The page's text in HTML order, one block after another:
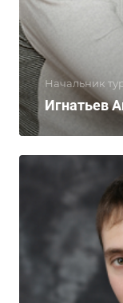
Начальник
Игнатьев